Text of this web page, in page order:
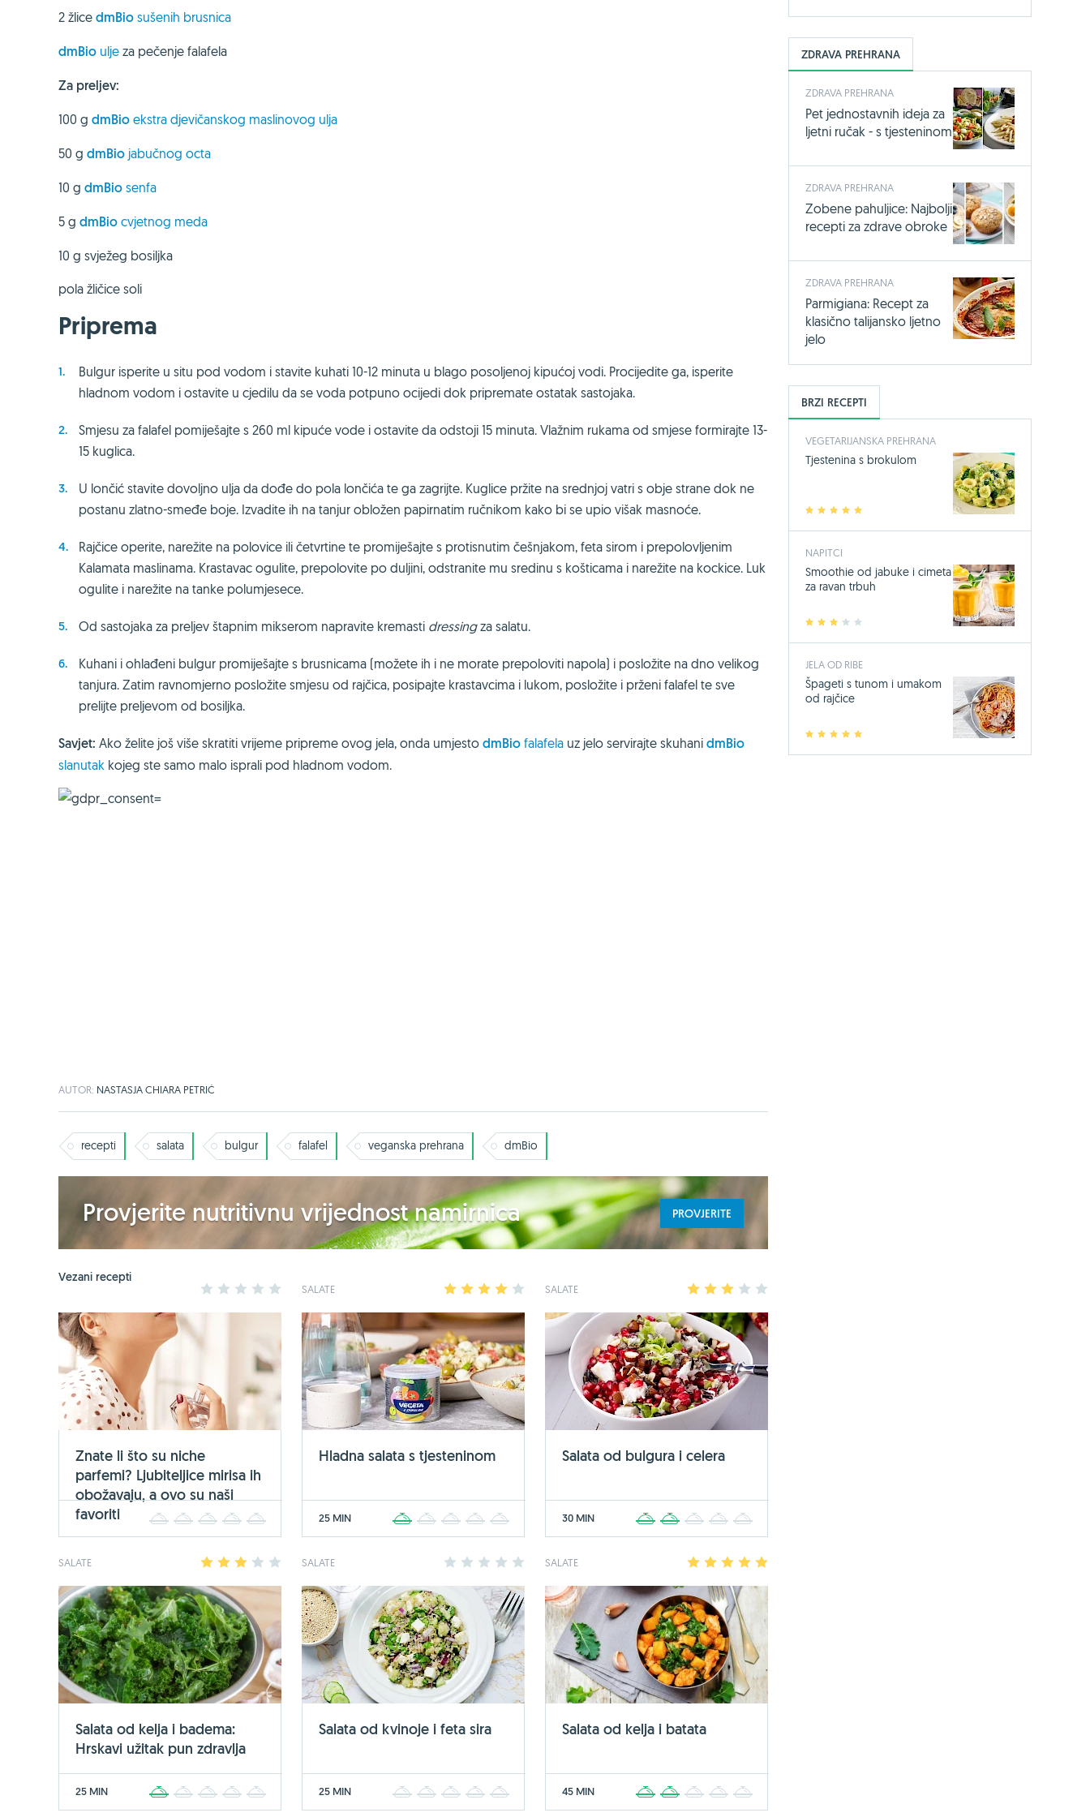
2 žlice dmBio sušenih brusnica
dmBio ulje za pečenje falafela
Za preljev:
100 g dmBio ekstra djevičanskog maslinovog ulja
50 g dmBio jabučnog octa
10 g dmBio senfa
5 g dmBio cvjetnog meda
10 g svježeg bosiljka
pola žličice soli
Priprema
Bulgur isperite u situ pod vodom i stavite kuhati 10-12 minuta u blago posoljenoj kipućoj vodi. Procijedite ga, isperite
hladnom vodom i ostavite u cjedilu da se voda potpuno ocijedi dok pripremate ostatak sastojaka.
Smjesu za falafel pomiješajte s 260 ml kipuće vode i ostavite da odstoji 15 minuta. Vlažnim rukama od smjese formirajte 13-
15 kuglica.
U lončić stavite dovoljno ulja da dođe do pola lončića te ga zagrijte. Kuglice pržite na srednjoj vatri s obje strane dok ne
postanu zlatno-smeđe boje. Izvadite ih na tanjur obložen papirnatim ručnikom kako bi se upio višak masnoće.
Rajčice operite, narežite na polovice ili četvrtine te promiješajte s protisnutim češnjakom, feta sirom i prepolovljenim
Kalamata maslinama. Krastavac ogulite, prepolovite po duljini, odstranite mu sredinu s košticama i narežite na kockice. Luk
ogulite i narežite na tanke polumjesece.
Od sastojaka za preljev štapnim mikserom napravite kremasti dressingza salatu.
Kuhani i ohlađeni bulgur promiješajte s brusnicama (možete ih i ne morate prepoloviti napola) i posložite na dno velikog
tanjura. Zatim ravnomjerno posložite smjesu od rajčica, posipajte krastavcima i lukom, posložite i prženi falafel te sve
prelijte preljevom od bosiljka.
Savjet: Ako želite još više skratiti vrijeme pripreme ovog jela, onda umjesto dmBio falafela uz jelo servirajte skuhani dmBio
slanutak kojeg ste samo malo isprali pod hladnom vodom.
AUTOR: NASTASJA CHIARA PETRIĆ
recepti salata bulgur falafel veganska prehrana dmBio
Provjerite nutritivnu vrijednost namirnica PROVJERITE
Vezani recepti
2 3 4
Znate li što su niche
parfemi? Ljubiteljice mirisa ih
obožavaju, a ovo su naši
favoriti
2 3 4
SALATE 2 3 4
Hladna salata s tjesteninom
25 MIN 2 3 4
SALATE 2 3 4
Salata od bulgura i celera
30 MIN 2 3 4
SALATE 2 3 4
Salata od kelja i badema:
Hrskavi užitak pun zdravlja
25 MIN 2 3 4
SALATE 2 3 4
Salata od kvinoje i feta sira
25 MIN 2 3 4
SALATE 2 3 4
Salata od kelja i batata
45 MIN 2 3 4
ZDRAVA PREHRANA
ZDRAVA PREHRANA
Pet jednostavnih ideja za
ljetni ručak - s tjesteninom
ZDRAVA PREHRANA
Zobene pahuljice: Najbolji
recepti za zdrave obroke
ZDRAVA PREHRANA
Parmigiana: Recept za
klasično talijansko ljetno
jelo
BRZI RECEPTI
VEGETARIJANSKA PREHRANA
2 3 4
Tjestenina s brokulom
NAPITCI
2 3 4
Smoothie od jabuke i cimeta
za ravan trbuh
JELA OD RIBE
2 3 4
Špageti s tunom i umakom
od rajčice